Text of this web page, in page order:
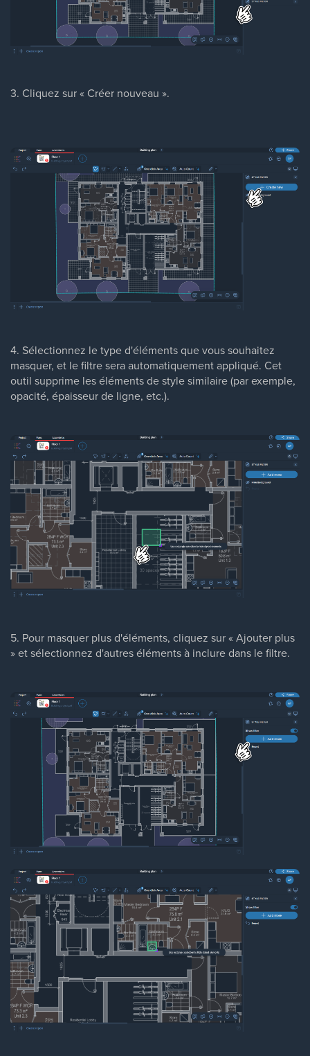
3. Cliquez sur « Créer nouveau ».
4. Sélectionnez le type d'éléments que vous souhaitez
masquer, et le filtre sera automatiquement appliqué. Cet
outil supprime les éléments de style similaire (par exemple,
opacité, épaisseur de ligne, etc.).
5. Pour masquer plus d'éléments, cliquez sur « Ajouter plus
» et sélectionnez d'autres éléments à inclure dans le filtre.